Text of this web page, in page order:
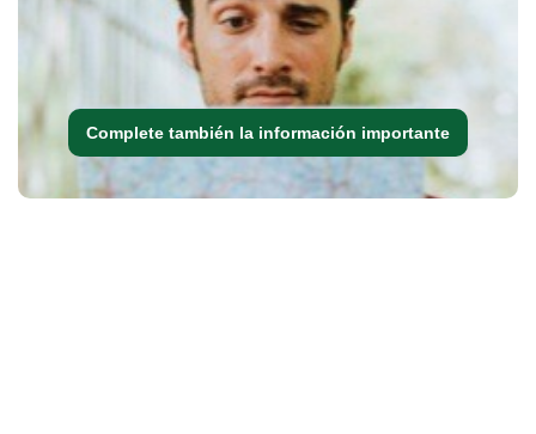
Complete también la información importante